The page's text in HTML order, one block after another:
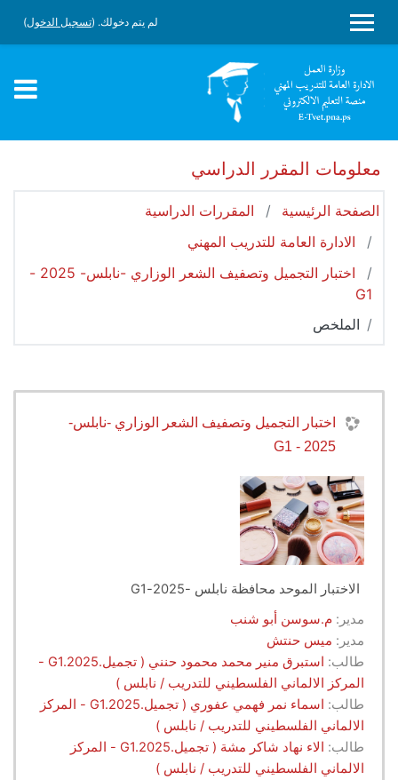
واجهة جانبية
لم يتم دخولك. (تسجيل الدخول)
معلومات المقرر الدراسي
الصفحة الرئيسية
المقررات الدراسية
الادارة العامة للتدريب المهني
اختبار التجميل وتصفيف الشعر الوزاري -نابلس- 2025 -
G1
الملخص
اختبار التجميل وتصفيف الشعر الوزاري -نابلس-
2025 - G1
الاختبار الموحد محافظة نابلس -2025-G1
مدير: م.سوسن أبو شنب
مدير: ميس حنتش
طالب:
استبرق منير محمد محمود حنني ( تجميل.G1.2025 -
المركز الالماني الفلسطيني للتدريب / نابلس )
طالب:
اسماء نمر فهمي عفوري ( تجميل.G1.2025 - المركز
الالماني الفلسطيني للتدريب / نابلس )
طالب:
الاء نهاد شاكر مشة ( تجميل.G1.2025 - المركز
الالماني الفلسطيني للتدريب / نابلس )